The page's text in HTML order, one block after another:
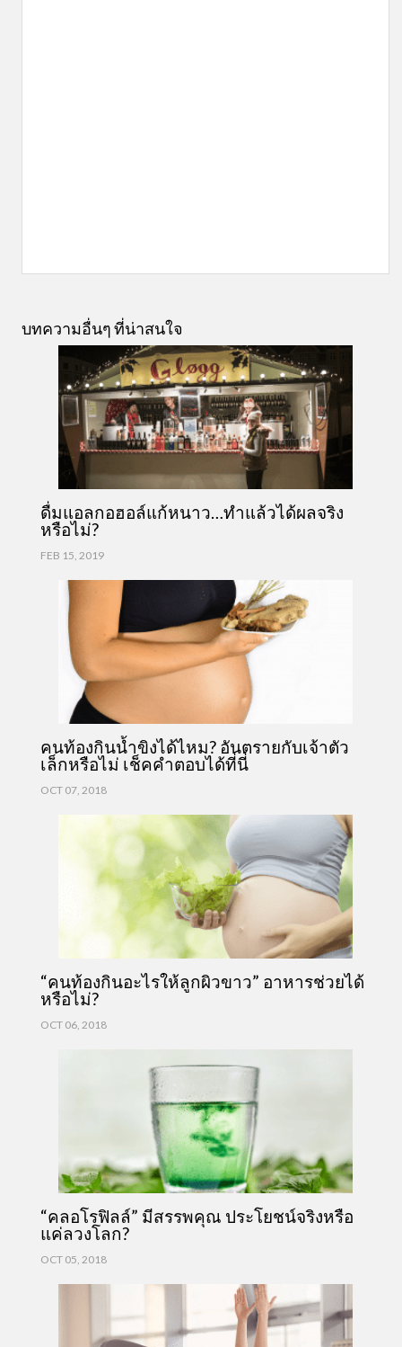
บทความอื่นๆ ที่น่าสนใจ
ดื่มแอลกอฮอล์แก้หนาว…ทำแล้วได้ผลจริง
หรือไม่?
FEB 15, 2019
คนท้องกินน้ำขิงได้ไหม? อันตรายกับเจ้าตัว
เล็กหรือไม่ เช็คคำตอบได้ที่นี่
OCT 07, 2018
“คนท้องกินอะไรให้ลูกผิวขาว” อาหารช่วยได้
หรือไม่?
OCT 06, 2018
“คลอโรฟิลล์” มีสรรพคุณ ประโยชน์จริงหรือ
แค่ลวงโลก?
OCT 05, 2018